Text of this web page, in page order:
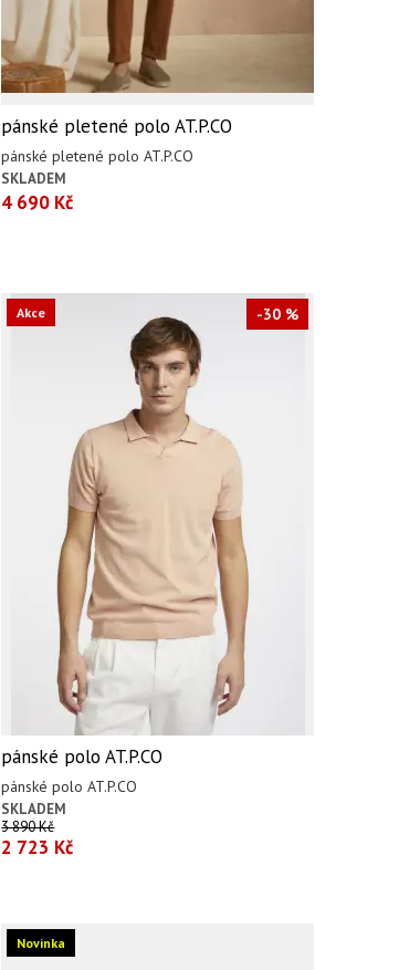
pánské pletené polo AT.P.CO
pánské pletené polo AT.P.CO
SKLADEM
4 690 Kč
-30 %
Akce
pánské polo AT.P.CO
pánské polo AT.P.CO
SKLADEM
3 890 Kč
2 723 Kč
Novinka